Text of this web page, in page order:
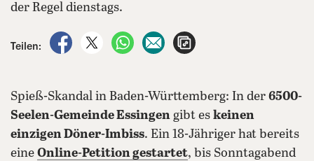
der Regel dienstags.
Teilen:
auf Facebook teilen
auf X teilenper WhatsApp teilen
per E-Mail teilen
Spieß-Skandal in Baden-Württemberg: In der 6500-
Seelen-Gemeinde Essingen gibt es keinen
einzigen Döner-Imbiss. Ein 18-Jähriger hat bereits
eine Online-Petition gestartet, bis Sonntagabend